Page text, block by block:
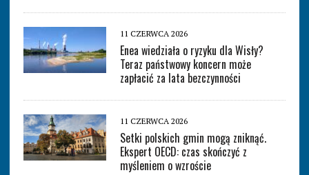
11 CZERWCA 2026
Enea wiedziała o ryzyku dla Wisły?
Teraz państwowy koncern może
zapłacić za lata bezczynności
11 CZERWCA 2026
Setki polskich gmin mogą zniknąć.
Ekspert OECD: czas skończyć z
myśleniem o wzroście